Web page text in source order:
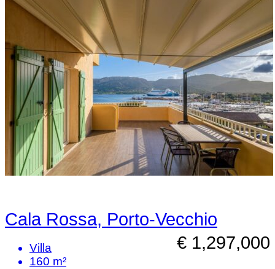
Cala Rossa, Porto-Vecchio
€ 1,297,000
Villa
160 m²